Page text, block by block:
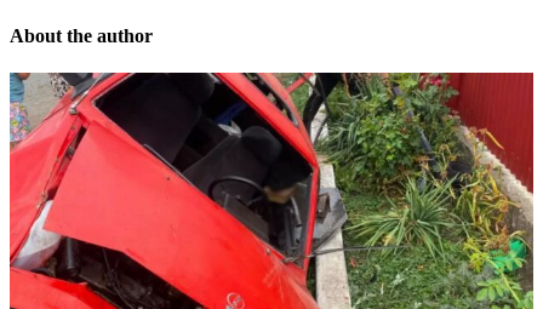
About the author